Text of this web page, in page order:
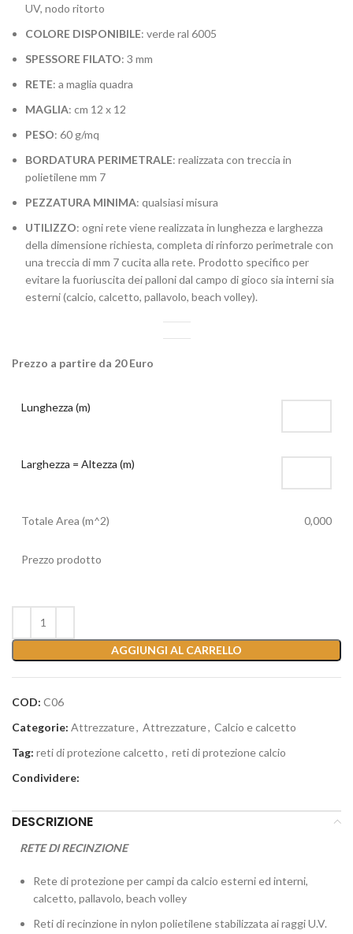
UV, nodo ritorto
COLORE DISPONIBILE: verde ral 6005
SPESSORE FILATO: 3 mm
RETE: a maglia quadra
MAGLIA: cm 12 x 12
PESO: 60 g/mq
BORDATURA PERIMETRALE: realizzata con treccia in
polietilene mm 7
PEZZATURA MINIMA: qualsiasi misura
UTILIZZO: ogni rete viene realizzata in lunghezza e larghezza
della dimensione richiesta, completa di rinforzo perimetrale con
una treccia di mm 7 cucita alla rete. Prodotto specifico per
evitare la fuoriuscita dei palloni dal campo di gioco sia interni sia
esterni (calcio, calcetto, pallavolo, beach volley).
Prezzo a partire da 20 Euro
Lunghezza (m)
Larghezza = Altezza (m)
Totale Area (m^2) 0,000
Prezzo prodotto
AGGIUNGI AL CARRELLO
COD: C06
Categorie: Attrezzature, Attrezzature, Calcio e calcetto
Tag: reti di protezione calcetto, reti di protezione calcio
Condividere:
DESCRIZIONE
RETE DI RECINZIONE
Rete di protezione per campi da calcio esterni ed interni,
calcetto, pallavolo, beach volley
Reti di recinzione in nylon polietilene stabilizzata ai raggi U.V.